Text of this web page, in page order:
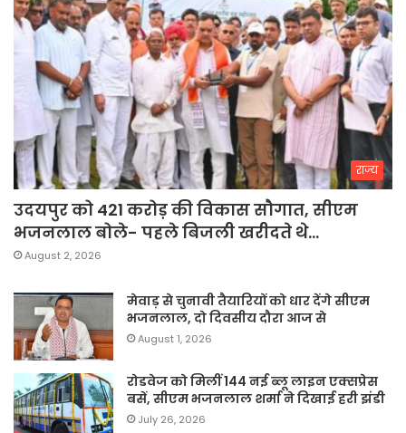
राज्य
उदयपुर को 421 करोड़ की विकास सौगात, सीएम
भजनलाल बोले- पहले बिजली खरीदते थे…
August 2, 2026
मेवाड़ से चुनावी तैयारियों को धार देंगे सीएम
भजनलाल, दो दिवसीय दौरा आज से
August 1, 2026
रोडवेज को मिलीं 144 नई ब्लू लाइन एक्सप्रेस
बसें, सीएम भजनलाल शर्मा ने दिखाई हरी झंडी
July 26, 2026